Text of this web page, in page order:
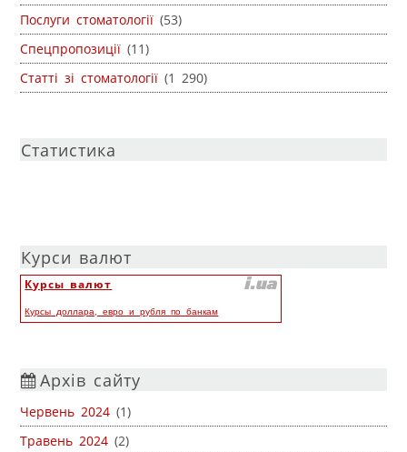
Послуги стоматології (53)
Спецпропозиції (11)
Статті зі стоматології (1 290)
Статистика
Курси валют
Курсы валют
Курсы доллара, евро и рубля по банкам
Архів сайту
Червень 2024 (1)
Травень 2024 (2)